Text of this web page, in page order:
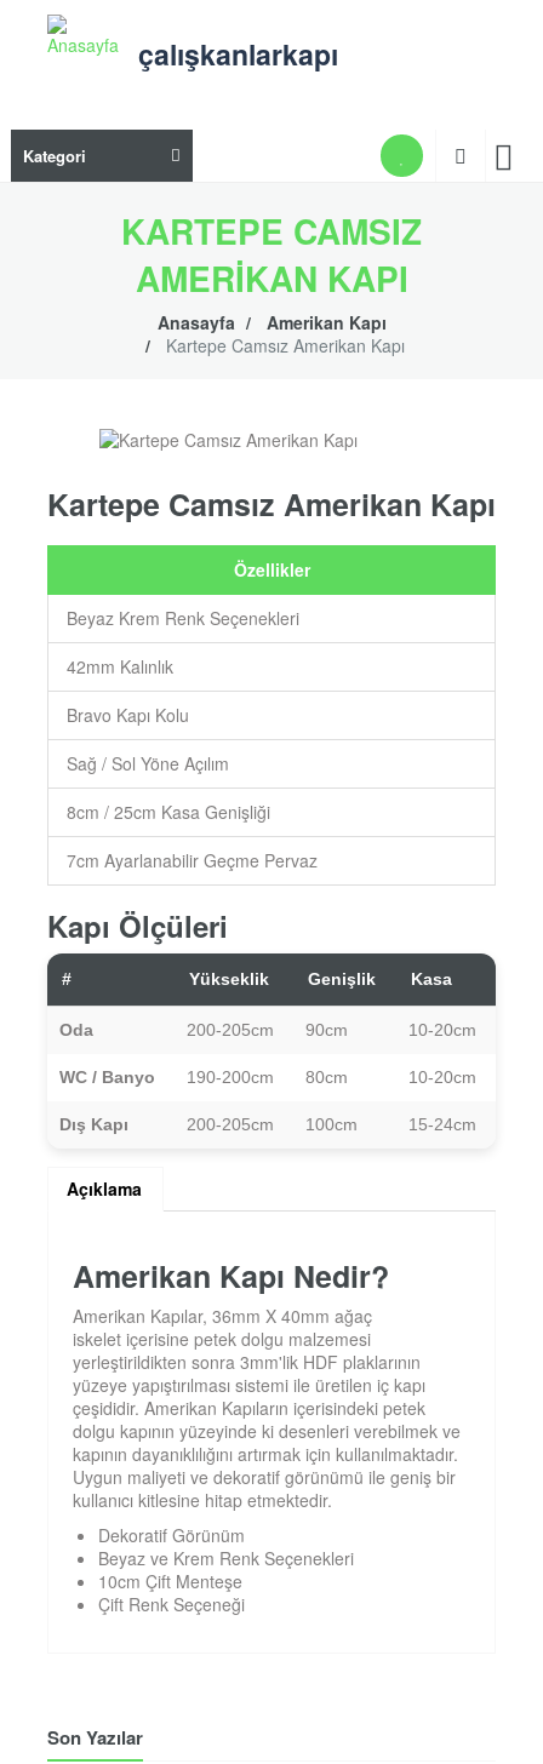
içeriğe
çalışkanlarkapı
Kategori Ana
KARTEPE CAMSIZ
AMERIKAN KAPI
Anasayfa
Amerikan Kapı
Kartepe Camsız Amerikan Kapı
Kartepe Camsız Amerikan Kapı
Özellikler
Beyaz Krem Renk Seçenekleri
42mm Kalınlık
Bravo Kapı Kolu
Sağ / Sol Yöne Açılım
8cm / 25cm Kasa Genişliği
7cm Ayarlanabilir Geçme Pervaz
Kapı Ölçüleri
# Yükseklik Genişlik Kasa
Oda 200-205cm 90cm 10-20cm
WC / Banyo 190-200cm 80cm 10-20cm
Dış Kapı 200-205cm 100cm 15-24cm
Açıklama
Amerikan Kapı Nedir?
Amerikan Kapılar, 36mm X 40mm ağaç
iskelet içerisine petek dolgu malzemesi
yerleştirildikten sonra 3mm'lik HDF plaklarının
yüzeye yapıştırılması sistemi ile üretilen iç kapı
çeşididir. Amerikan Kapıların içerisindeki petek
dolgu kapının yüzeyinde ki desenleri verebilmek ve
kapının dayanıklılığını artırmak için kullanılmaktadır.
Uygun maliyeti ve dekoratif görünümü ile geniş bir
kullanıcı kitlesine hitap etmektedir.
Dekoratif Görünüm
Beyaz ve Krem Renk Seçenekleri
10cm Çift Menteşe
Çift Renk Seçeneği
Son Yazılar